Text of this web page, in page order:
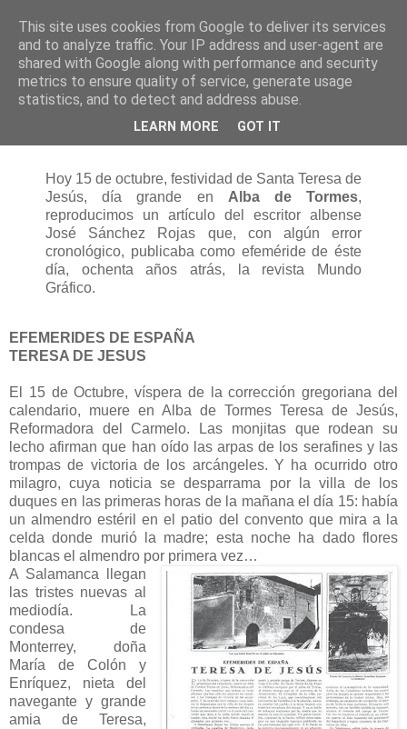
Efemeride: Santa Teresa de Jesús
Hoy 15 de octubre, festividad de Santa Teresa de
Jesús, día grande en Alba de Tormes,
reproducimos un artículo del escritor albense
José Sánchez Rojas que, con algún error
cronológico, publicaba como efeméride de éste
día, ochenta años atrás, la revista Mundo
Gráfico.
EFEMERIDES DE ESPAÑA
TERESA DE JESUS
El 15 de Octubre, víspera de la corrección gregoriana del
calendario, muere en Alba de Tormes Teresa de Jesús,
Reformadora del Carmelo. Las monjitas que rodean su
lecho afirman que han oído las arpas de los serafines y las
trompas de victoria de los arcángeles. Y ha ocurrido otro
milagro, cuya noticia se desparrama por la villa de los
duques en las primeras horas de la mañana el día 15: había
un almendro estéril en el patio del convento que mira a la
celda donde murió la madre; esta noche ha dado flores
blancas el almendro por primera vez…
A Salamanca llegan
las tristes nuevas al
mediodía. La
condesa de
Monterrey, doña
María de Colón y
Enríquez, nieta del
navegante y grande
amia de Teresa,
This site uses cookies from Google to deliver its services
and to analyze traffic. Your IP address and user-agent are
shared with Google along with performance and security
metrics to ensure quality of service, generate usage
statistics, and to detect and address abuse.
LEARN MORE GOT IT